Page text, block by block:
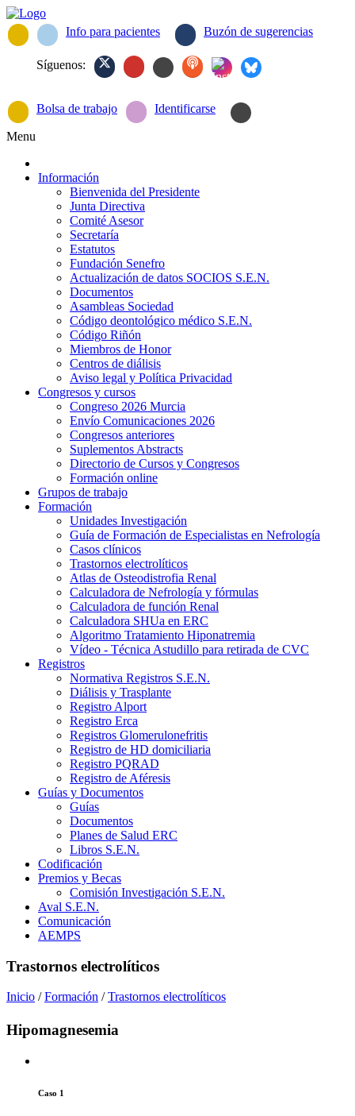
Info para pacientes Buzón de sugerencias
Síguenos:
Bolsa de trabajo Identificarse
Menu
Información
Bienvenida del Presidente
Junta Directiva
Comité Asesor
Secretaría
Estatutos
Fundación Senefro
Actualización de datos SOCIOS S.E.N.
Documentos
Asambleas Sociedad
Código deontológico médico S.E.N.
Código Riñón
Miembros de Honor
Centros de diálisis
Aviso legal y Política Privacidad
Congresos y cursos
Congreso 2026 Murcia
Envío Comunicaciones 2026
Congresos anteriores
Suplementos Abstracts
Directorio de Cursos y Congresos
Formación online
Grupos de trabajo
Formación
Unidades Investigación
Guía de Formación de Especialistas en Nefrología
Casos clínicos
Trastornos electrolíticos
Atlas de Osteodistrofia Renal
Calculadora de Nefrología y fórmulas
Calculadora de función Renal
Calculadora SHUa en ERC
Algoritmo Tratamiento Hiponatremia
Vídeo - Técnica Astudillo para retirada de CVC
Registros
Normativa Registros S.E.N.
Diálisis y Trasplante
Registro Alport
Registro Erca
Registros Glomerulonefritis
Registro de HD domiciliaria
Registro PQRAD
Registro de Aféresis
Guías y Documentos
Guías
Documentos
Planes de Salud ERC
Libros S.E.N.
Codificación
Premios y Becas
Comisión Investigación S.E.N.
Aval S.E.N.
Comunicación
AEMPS
Trastornos electrolíticos
Inicio /Formación /Trastornos electrolíticos
Hipomagnesemia
Caso 1